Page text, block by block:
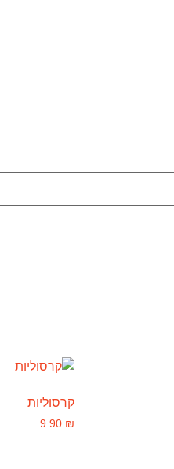
קרסוליות
9.90 ₪